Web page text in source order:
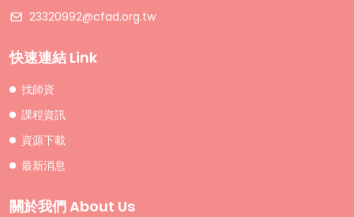
23320992@cfad.org.tw
快速連結 Link
找師資
課程資訊
資源下載
最新消息
關於我們 About Us